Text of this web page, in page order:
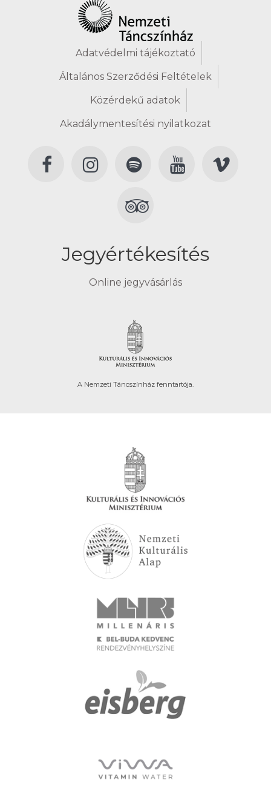
Adatvédelmi tájékoztató
Általános Szerződési Feltételek
Közérdekű adatok
Akadálymentesítési nyilatkozat
Jegyértékesítés
Online jegyvásárlás
A Nemzeti Táncszínház fenntartója.